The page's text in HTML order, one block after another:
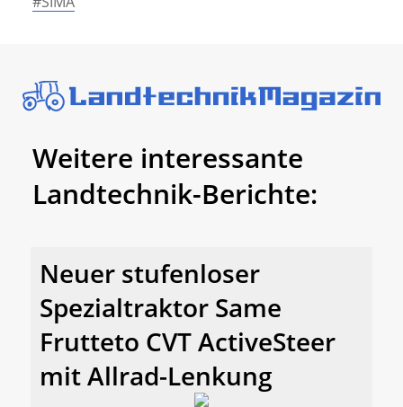
Weitere interessante
Landtechnik-Berichte:
Neuer stufenloser
Spezialtraktor Same
Frutteto CVT ActiveSteer
mit Allrad-Lenkung